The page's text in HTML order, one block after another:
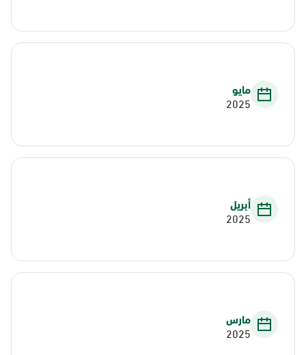
مايو
2025
أبريل
2025
مارس
2025